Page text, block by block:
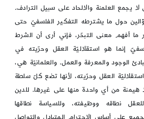
يجمع العلمنة والالحاد على سبيل الترادف.
حول ما يشترطه التفكير الفلسفيّ حتى
ما أفهم معنى التبحّر، فإني أرى أن الشرط
إنما هو استقلاليّة العقل وحرّيته في
الوجود والمعرفة والعمل. والعلمانيّة هي،
العقل وحرّيته، لأنها تضع كلّ سلطة
هيمنة من أي واحدة منها على غيرها. للدين
نطاقه ووظيفته، وللسياسة نطاقها
على أساس الاحترام المتبادل والتواصل